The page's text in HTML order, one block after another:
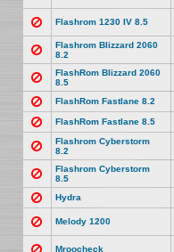
Flashrom 1230 IV 8.5
Flashrom Blizzard 2060
8.2
FlashRom Blizzard 2060
8.5
FlashRom Fastlane 8.2
FlashRom Fastlane 8.5
Flashrom Cyberstorm
8.2
Flashrom Cyberstorm
8.5
Hydra
Melody 1200
Mroocheck